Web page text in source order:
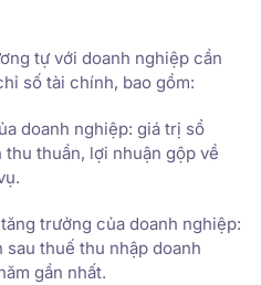
tự với doanh nghiệp cần
số tài chính, bao gồm:
doanh nghiệp: giá trị sổ
thuần, lợi nhuận gộp về
trưởng của doanh nghiệp:
thuế thu nhập doanh
gần nhất.